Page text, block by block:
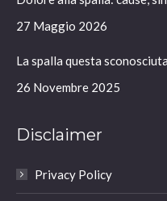
new
window
new
window
new
window
new
window
27 Maggio 2026
La spalla questa sconosciuta
26 Novembre 2025
Disclaimer
Privacy Policy